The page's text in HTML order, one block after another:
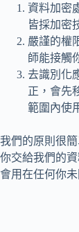
展
遲
緩
所
有
病
搜
尋
文
資料加密
皆採加密
嚴謹的權
師能接觸
去識別化
正，會先
範圍內使
我們的原則很簡
你交給我們的
會用在任何你